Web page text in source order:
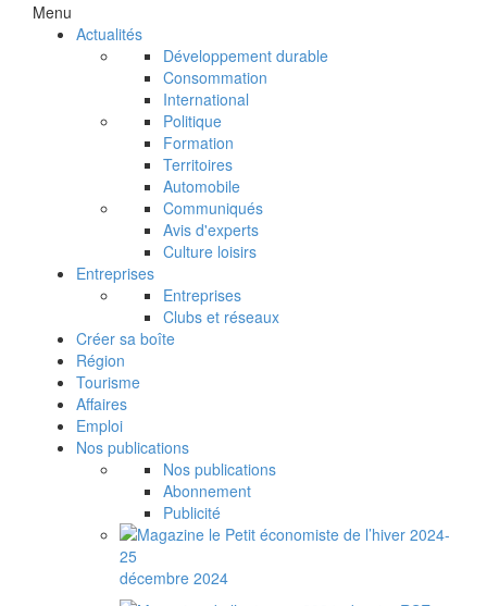
Menu
Actualités
Développement durable
Consommation
International
Politique
Formation
Territoires
Automobile
Communiqués
Avis d'experts
Culture loisirs
Entreprises
Entreprises
Clubs et réseaux
Créer sa boîte
Région
Tourisme
Affaires
Emploi
Nos publications
Nos publications
Abonnement
Publicité
décembre 2024